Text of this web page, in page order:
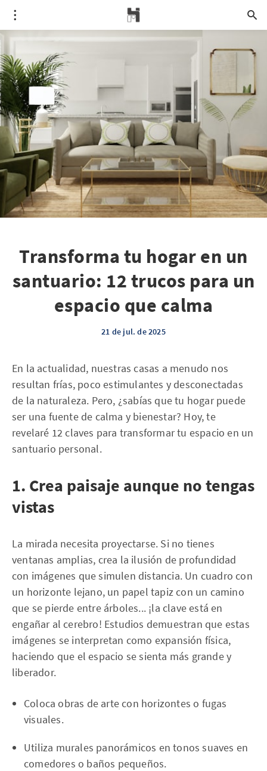
Transforma tu hogar en un
santuario: 12 trucos para un
espacio que calma
21 de jul. de 2025
En la actualidad, nuestras casas a menudo nos
resultan frías, poco estimulantes y desconectadas
de la naturaleza. Pero, ¿sabías que tu hogar puede
ser una fuente de calma y bienestar? Hoy, te
revelaré 12 claves para transformar tu espacio en un
santuario personal.
1. Crea paisaje aunque no tengas
vistas
La mirada necesita proyectarse. Si no tienes
ventanas amplias, crea la ilusión de profundidad
con imágenes que simulen distancia. Un cuadro con
un horizonte lejano, un papel tapiz con un camino
que se pierde entre árboles... ¡la clave está en
engañar al cerebro! Estudios demuestran que estas
imágenes se interpretan como expansión física,
haciendo que el espacio se sienta más grande y
liberador.
Coloca obras de arte con horizontes o fugas
visuales.
Utiliza murales panorámicos en tonos suaves en
comedores o baños pequeños.